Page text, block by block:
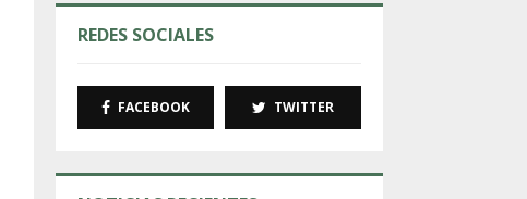
REDES SOCIALES
FACEBOOK TWITTER